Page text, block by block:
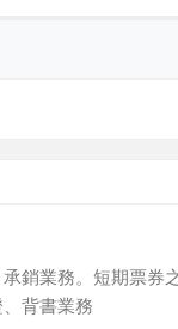
銷業務。短期票券
背書業務